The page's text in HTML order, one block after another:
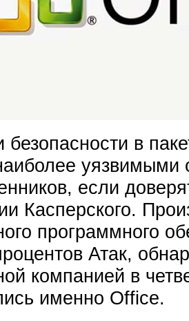
безопасности в
уязвимыми
если
Касперского.
программного
Атак,
компанией в
именно Office.